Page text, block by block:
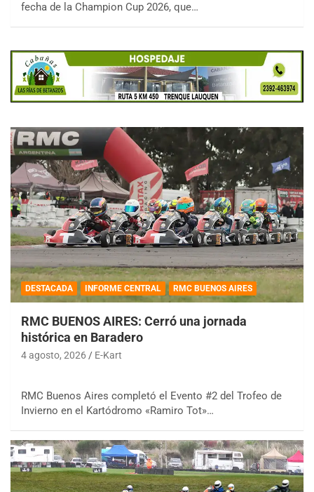
fecha de la Champion Cup 2026, que…
DESTACADA INFORME CENTRAL RMC BUENOS AIRES
RMC BUENOS AIRES: Cerró una jornada
histórica en Baradero
4 agosto, 2026 E-Kart
RMC Buenos Aires completó el Evento #2 del Trofeo de
Invierno en el Kartódromo «Ramiro Tot»…